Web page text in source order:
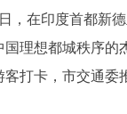
在印度首都新德
理想都城秩序的
客打卡，市交通委